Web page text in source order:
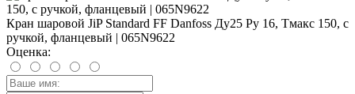
Кран шаровой JiP Standard FF Danfoss Ду25 Ру 16, Тмакс 150, с
ручкой, фланцевый | 065N9622
Оценка: